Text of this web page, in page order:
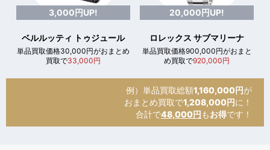
3,000円UP!
ベルルッティ トゥジュール
単品買取価格30,000円がおまとめ
買取で33,000円
20,000円UP!
ロレックス サブマリーナ
単品買取価格900,000円がおまと
め買取で920,000円
例）単品買取総額1,160,000円が
おまとめ買取で1,208,000円に！
合計で48,000円 もお得です！